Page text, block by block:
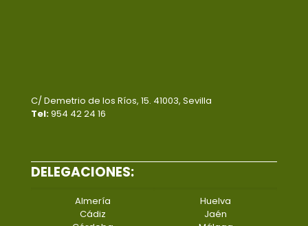
C/ Demetrio de los Ríos, 15. 41003, Sevilla
Tel:954 42 24 16
DELEGACIONES:
Almería
Cádiz
Huelva
Jaén